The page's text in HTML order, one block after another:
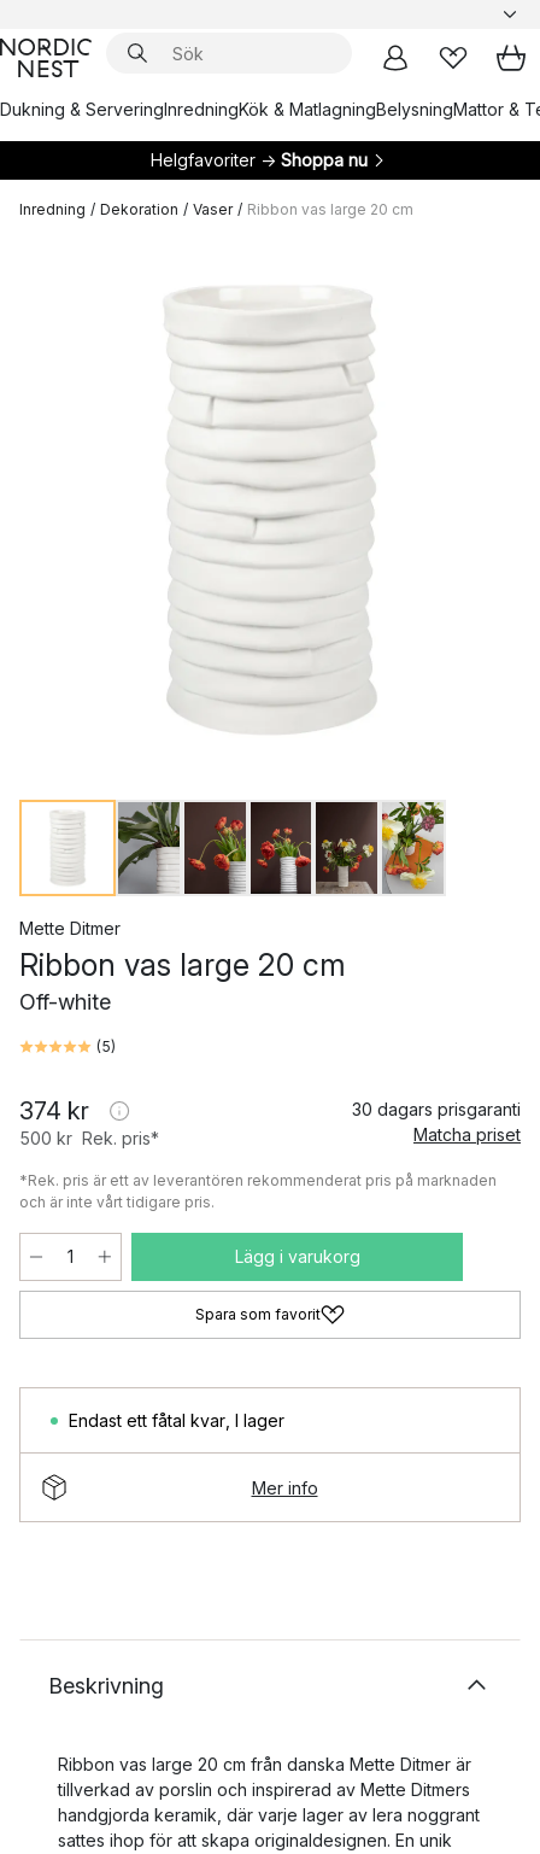
Dukning & ServeringInredningKök & MatlagningBelysningMattor &
Helgfavoriter → Shoppa nu
Inredning / Dekoration / Vaser / Ribbon vas large 20 cm
Mette Ditmer
Ribbon vas large 20 cm
Off-white
(5)
374 kr
500 kr Rek. pris*
30 dagars prisgaranti
Matcha priset
*Rek. pris är ett av leverantören rekommenderat pris på marknaden
och är inte vårt tidigare pris.
Lägg i varukorg
Spara som favorit
Endast ett fåtal kvar I lager
Mer info
Beskrivning
Ribbon vas large 20 cm från danska Mette Ditmer är
tillverkad av porslin och inspirerad av Mette Ditmers
handgjorda keramik, där varje lager av lera noggrant
sattes ihop för att skapa originaldesignen. En unik